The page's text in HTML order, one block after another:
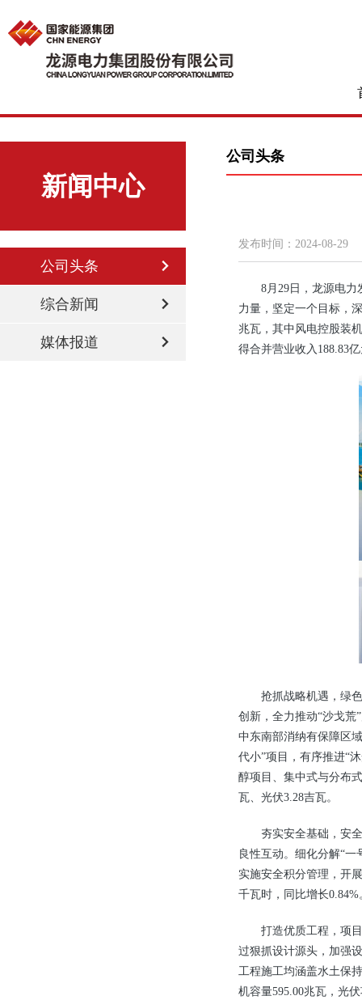
新闻中心
公司头条
综合新闻
媒体报道
公司头条
发布时间： 2024-08-29
8月29日，龙源电力
力量，坚定一个目标，
兆瓦，其中风电控股装
得合并营业收入188.83
抢抓战略机遇，绿
创新，全力推动“沙戈荒
中东南部消纳有保障区
代小”项目，有序推进“
醇项目、集中式与分布
瓦、光伏3.28吉瓦。
夯实安全基础，安
良性互动。细化分解“
实施安全积分管理，开
千瓦时，同比增长0.84%
打造优质工程，项
过狠抓设计源头，加强
工程施工均涵盖水土保
机容量595.00兆瓦，光